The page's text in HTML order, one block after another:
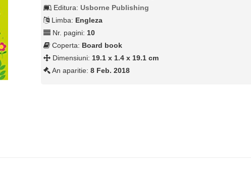
Editura: Usborne Publishing
Limba: Engleza
Nr. pagini:10
Coperta: Board book
Dimensiuni:19.1 x 1.4 x 19.1 cm
An aparitie:8 Feb. 2018